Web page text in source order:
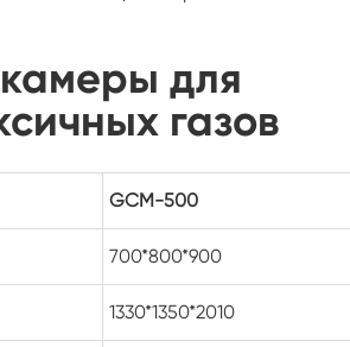
камеры
камера PV
замораживания
испытательной
для
газов
GCM-500
700*800*900
1330*1350*2010